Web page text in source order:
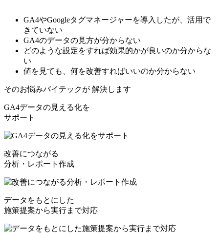
GA4やGoogleタグマネージャーを導入したが、活用で
きていない
GA4のデータの見方が分からない
どのような設定をすれば効果的かが良いのか分からな
い
値を見ても、何を改善すればいいのか分からない
そのお悩みバイテックが 解決します
GA4データの見える化を
サポート
改善につながる
分析・レポート作成
データをもとにした
施策提案から実行まで対応